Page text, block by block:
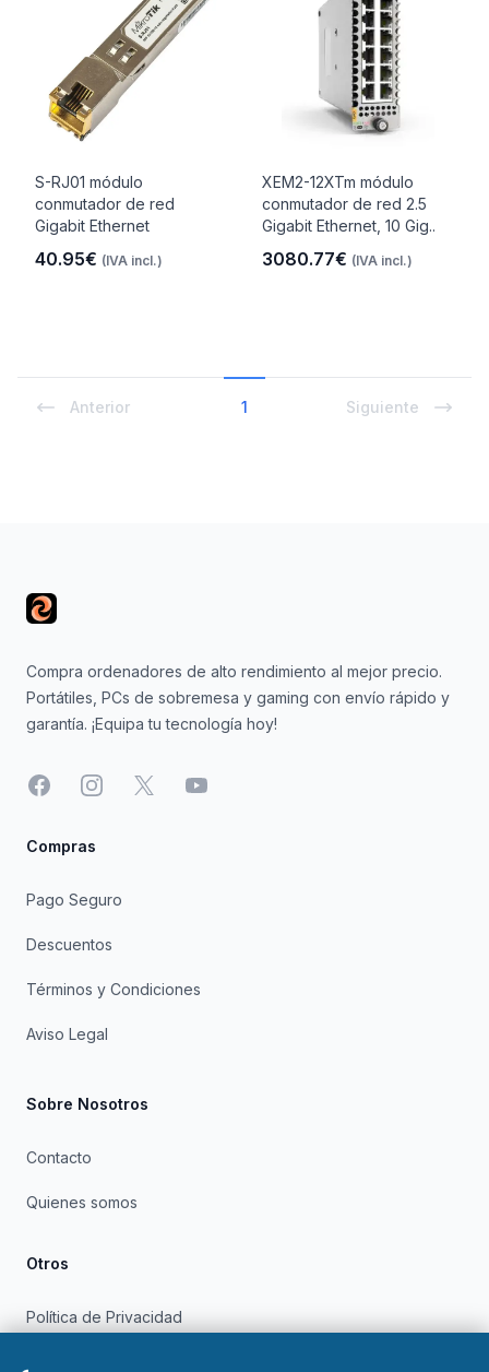
S-RJ01 módulo
conmutador de red
Gigabit Ethernet
40.95€ (IVA incl.)
XEM2-12XTm módulo
conmutador de red 2.5
Gigabit Ethernet, 10 Gig..
3080.77€ (IVA incl.)
Anterior 1 Siguiente
Compra ordenadores de alto rendimiento al mejor precio.
Portátiles, PCs de sobremesa y gaming con envío rápido y
garantía. ¡Equipa tu tecnología hoy!
FacebookInstagram
X YouTube
Compras
Pago Seguro
Descuentos
Términos y Condiciones
Aviso Legal
Sobre Nosotros
Contacto
Quienes somos
Otros
Política de Privacidad